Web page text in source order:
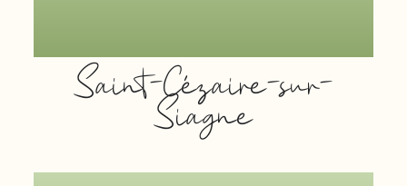
Saint-Cézaire-sur-
Siagne